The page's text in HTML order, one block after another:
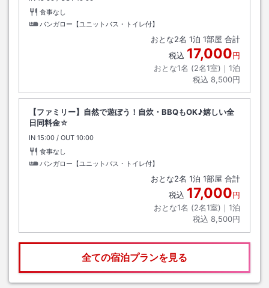
食事なし
バンガロー【ユニットバス・トイレ付】
おとな2名 1泊 1部屋 合計
税込 17,000円
おとな1名 (2名1室)｜ 1泊
税込 8,500円
【ファミリー】自然で遊ぼう！自炊・BBQもOK♪嬉しい全
日同料金☆
IN チェックイン
15:00 / OUT チェックアウト
10:00
食事なし
バンガロー【ユニットバス・トイレ付】
おとな2名 1泊 1部屋 合計
税込 17,000円
おとな1名 (2名1室)｜ 1泊
税込 8,500円
全ての宿泊プランを見る